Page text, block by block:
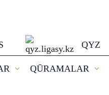
QYZ
QŪRAMALAR